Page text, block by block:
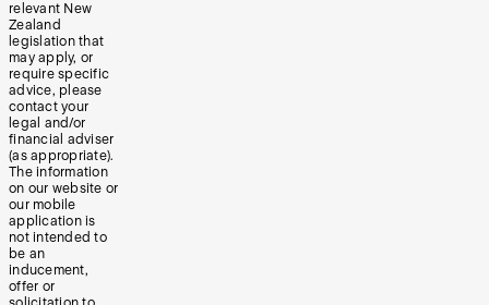
relevant New
Zealand
legislation that
may apply, or
require specific
advice, please
contact your
legal and/or
financial adviser
(as appropriate).
The information
on our website or
our mobile
application is
not intended to
be an
inducement,
offer or